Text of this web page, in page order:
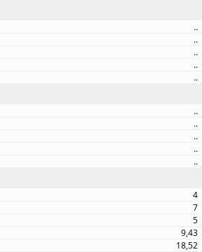
..
..
..
..
..
..
..
..
..
..
4
7
5
9,43
18,52